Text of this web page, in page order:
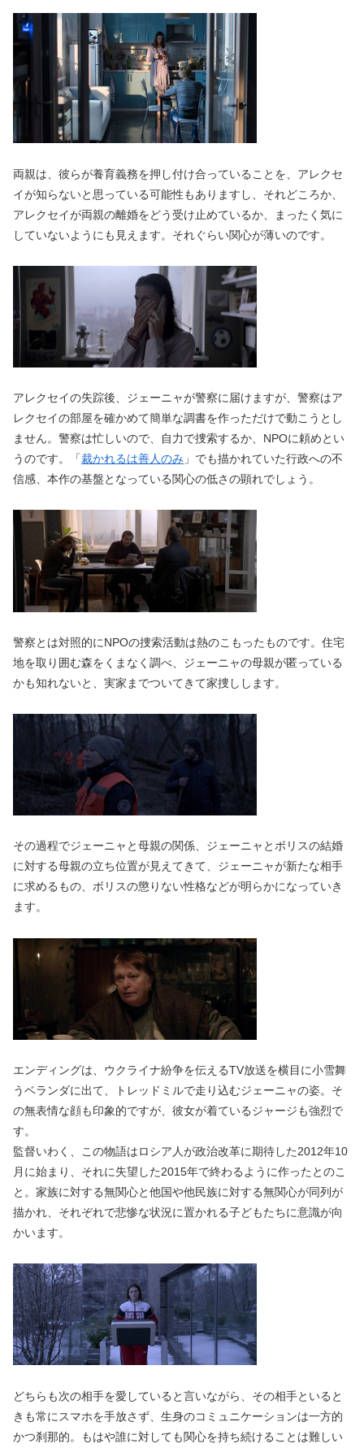
両親は、彼らが養育義務を押し付け合っていることを、アレクセ
イが知らないと思っている可能性もありますし、それどころか、
アレクセイが両親の離婚をどう受け止めているか、まったく気に
していないようにも見えます。それぐらい関心が薄いのです。
アレクセイの失踪後、ジェーニャが警察に届けますが、警察はア
レクセイの部屋を確かめて簡単な調書を作っただけで動こうとし
ません。警察は忙しいので、自力で捜索するか、NPOに頼めとい
うのです。「裁かれるは善人のみ 」でも描かれていた行政への不
信感、本作の基盤となっている関心の低さの顕れでしょう。
警察とは対照的にNPOの捜索活動は熱のこもったものです。住宅
地を取り囲む森をくまなく調べ、ジェーニャの母親が匿っている
かも知れないと、実家までついてきて家捜しします。
その過程でジェーニャと母親の関係、ジェーニャとボリスの結婚
に対する母親の立ち位置が見えてきて、ジェーニャが新たな相手
に求めるもの、ボリスの懲りない性格などが明らかになっていき
ます。
エンディングは、ウクライナ紛争を伝えるTV放送を横目に小雪舞
うベランダに出て、トレッドミルで走り込むジェーニャの姿。そ
の無表情な顔も印象的ですが、彼女が着ているジャージも強烈で
す。
監督いわく、この物語はロシア人が政治改革に期待した2012年10
月に始まり、それに失望した2015年で終わるように作ったとのこ
と。家族に対する無関心と他国や他民族に対する無関心が同列が
描かれ、それぞれで悲惨な状況に置かれる子どもたちに意識が向
かいます。
どちらも次の相手を愛していると言いながら、その相手といると
きも常にスマホを手放さず、生身のコミュニケーションは一方的
かつ刹那的。もはや誰に対しても関心を持ち続けることは難しい